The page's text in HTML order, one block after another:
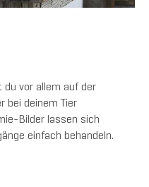
du vor allem auf der
bei deinem Tier
Bilder lassen sich
einfach behandeln.